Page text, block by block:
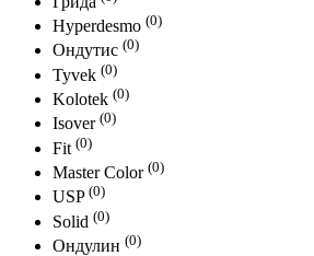
Hyperdesmo (0)
Ондутис (0)
Tyvek (0)
Kolotek (0)
Isover (0)
Fit (0)
Master Color (0)
USP (0)
Solid (0)
Ондулин (0)